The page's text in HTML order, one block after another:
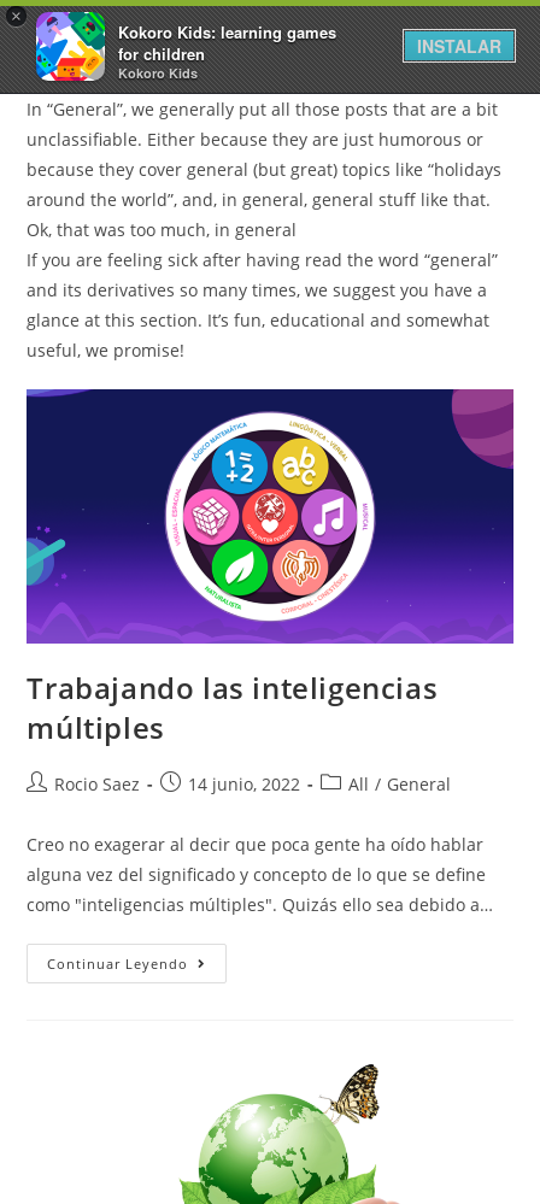
×
Kokoro Kids: learning games
for children
Kokoro Kids
INSTALAR
In “General”, we generally put all those posts that are a bit
unclassifiable. Either because they are just humorous or
because they cover general (but great) topics like “holidays
around the world”, and, in general, general stuff like that.
Ok, that was too much, in general
If you are feeling sick after having read the word “general”
and its derivatives so many times, we suggest you have a
glance at this section. It’s fun, educational and somewhat
useful, we promise!
Trabajando las inteligencias
múltiples
Rocio Saez 14 junio, 2022 All / General
Creo no exagerar al decir que poca gente ha oído hablar
alguna vez del significado y concepto de lo que se define
como "inteligencias múltiples". Quizás ello sea debido a…
Continuar Leyendo